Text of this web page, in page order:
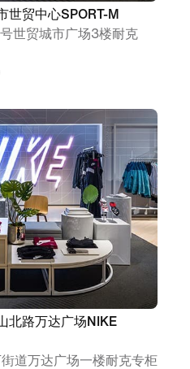
世贸中心SPORT-M
世贸城市广场3楼耐克
北路万达广场NIKE
道万达广场一楼耐克专柜